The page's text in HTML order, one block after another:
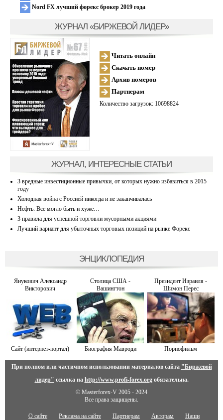
Nord FX лучший форекс брокер 2019 года
ЖУРНАЛ «БИРЖЕВОЙ ЛИДЕР»
Читать онлайн
Скачать номер
Архив номеров
Партнерам
Количество загрузок: 10698824
ЖУРНАЛ, ИНТЕРЕСНЫЕ СТАТЬИ
3 вредные инвестиционные привычки, от которых нужно избавиться в 2015
году
Холодная война с Россией никогда и не заканчивалась
Нефть: Все могло быть и хуже…
3 правила для успешной торговли мусорными акциями
Лучший вариант для убыточных торговых позиций на рынке Форекс
ЭНЦИКЛОПЕДИЯ
Янукович Александр
Викторович
Столица США -
Вашингтон
Президент Израиля -
Шимон Перес
Сайт (интернет-портал) Биография Мавроди Порнофильм
При полном или частичном использовании материалов сайта "Биржевой
лидер" ссылка на http://www.profi-forex.orgобязательна.
© Masterforex-V 2005 - 2024
Все права защищены.
О сайте Реклама на сайте Партнерам Авторам Наши